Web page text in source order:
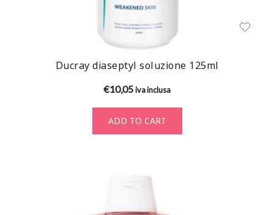
Ducray diaseptyl soluzione 125ml
€10,05iva inclusa
ADD TO CART